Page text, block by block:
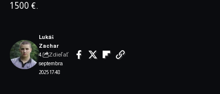
1 500 €.
4.
septembra
2025 17:48
Lukáš
Zachar
Zdieľať